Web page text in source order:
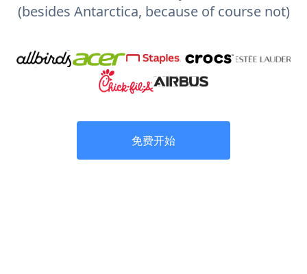
(besides Antarctica, because of course not)
免费开始